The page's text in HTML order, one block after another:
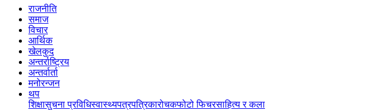
राजनीति
समाज
विचार
आर्थिक
खेलकुद
अन्तर्राष्ट्रिय
अन्तर्वार्ता
मनोरन्जन
थप
शिक्षासुचना प्रविधिस्वास्थ्यपत्रपत्रिकारोचकफोटो फिचरसाहित्य र कला